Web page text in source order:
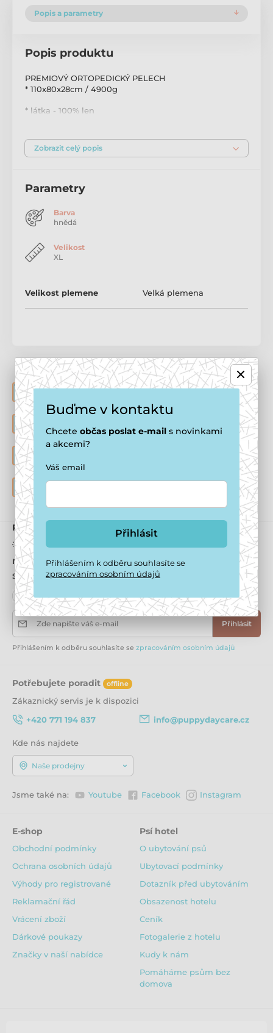
Popis a parametry
Popis produktu
PREMIOVÝ ORTOPEDICKÝ PELECH
* 110x80x28cm / 4900g
* látka - 100% len
* všechny části pelechu na zip
Zobrazit celý popis
Parametry
Barva
hnědá
Velikost
XL
Velikost plemene Velká plemena
POHODLNÝ E-SHOP
Nenechte si ujít 150 Kč na uvítanou a trvalou slevu 7%
DOČASNÁ PÉČE O PSY
Přihlaste se k odběru newsletteru
💡 Nechcete se raději registrovat? Získáte 200 Kč
na první nákup, 10% slevu na každý nákup, a
samozřejmě i odběr newsletterů.
Zde napište váš e-mail Přihlásit
Přihlášením k odběru souhlasíte se zpracováním osobním údajů
Potřebujete poradit offline
Zákaznický servis je k dispozici
+420 771 194 837
info@puppydaycare.cz
Kde nás najdete
Naše prodejny
Jsme také na: Youtube Facebook Instagram
E-shop
Obchodní podmínky
Ochrana osobních údajů
Výhody pro registrované
Reklamační řád
Vrácení zboží
Dárkové poukazy
Značky v naší nabídce
Psí hotel
O ubytování psů
Ubytovací podmínky
Dotazník před ubytováním
Obsazenost hotelu
Ceník
Fotogalerie z hotelu
Kudy k nám
Pomáháme psům bez
domova
Buďme v kontaktu
Chcete občas poslat e-mail s novinkami
a akcemi?
Váš email
Přihlásit
Přihlášením k odběru souhlasíte se
zpracováním osobním údajů